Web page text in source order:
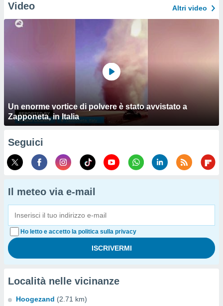
Video Altri video
Un enorme vortice di polvere è stato avvistato a
Zapponeta, in Italia
Seguici
Il meteo via e-mail
Ho letto e accetto la politica sulla privacy
Località nelle vicinanze
Hoogezand (2.71 km)